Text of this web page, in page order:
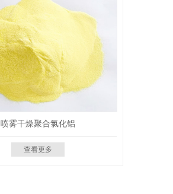
喷雾干燥聚合氯化铝
查看更多